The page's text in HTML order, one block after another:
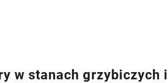
w stanach grzybiczych